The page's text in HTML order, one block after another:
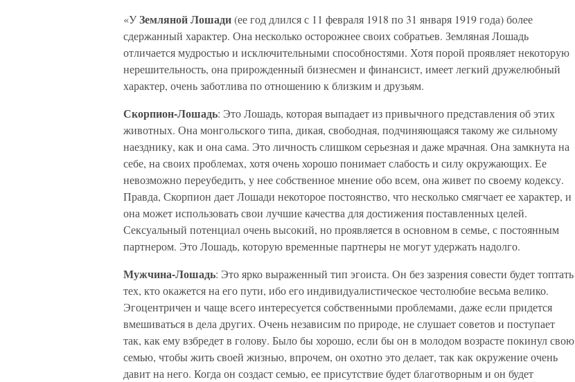
«УЗемляной Лошади(ее год длился с 11 февраля 1918 по 31 января 1919 года) более
сдержанный характер. Она несколько осторожнее своих собратьев. Земляная Лошадь
отличается мудростью и исключительными способностями. Хотя порой проявляет некоторую
нерешительность, она прирожденный бизнесмен и финансист, имеет легкий дружелюбный
характер, очень заботлива по отношению к близким и друзьям.
Скорпион-Лошадь: Это Лошадь, которая выпадает из привычного представления об этих
животных. Она монгольского типа, дикая, свободная, подчиняющаяся такому же сильному
наезднику, как и она сама. Это личность слишком серьезная и даже мрачная. Она замкнута на
себе, на своих проблемах, хотя очень хорошо понимает слабость и силу окружающих. Ее
невозможно переубедить, у нее собственное мнение обо всем, она живет по своему кодексу.
Правда, Скорпион дает Лошади некоторое постоянство, что несколько смягчает ее характер, и
она может использовать свои лучшие качества для достижения поставленных целей.
Сексуальный потенциал очень высокий, но проявляется в основном в семье, с постоянным
партнером. Это Лошадь, которую временные партнеры не могут удержать надолго.
Мужчина-Лошадь: Это ярко выраженный тип эгоиста. Он без зазрения совести будет топтать
тех, кто окажется на его пути, ибо его индивидуалистическое честолюбие весьма велико.
Эгоцентричен и чаще всего интересуется собственными проблемами, даже если придется
вмешиваться в дела других. Очень независим по природе, не слушает советов и поступает
так, как ему взбредет в голову. Было бы хорошо, если бы он в молодом возрасте покинул свою
семью, чтобы жить своей жизнью, впрочем, он охотно это делает, так как окружение очень
давит на него. Когда он создаст семью, ее присутствие будет благотворным и он будет